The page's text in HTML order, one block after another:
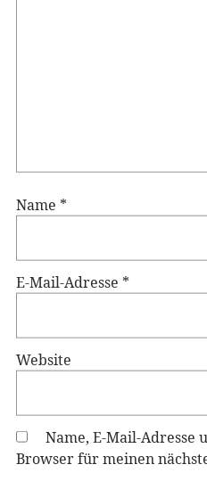
Name *
E-Mail-Adresse *
Website
Name, E-Mail-Adresse
Browser für meinen